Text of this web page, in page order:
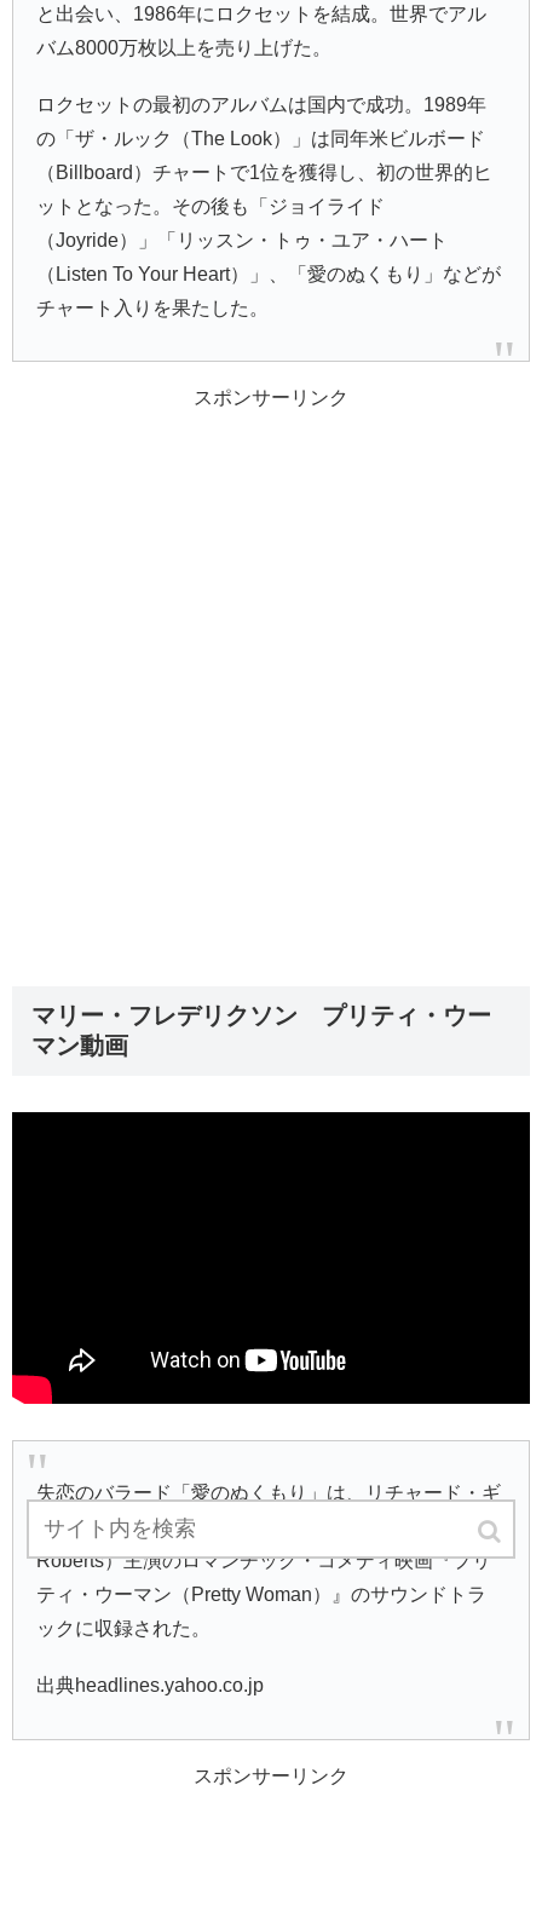
と出会い、1986年にロクセットを結成。世界でアル
バム8000万枚以上を売り上げた。
ロクセットの最初のアルバムは国内で成功。1989年
の「ザ・ルック（The Look）」は同年米ビルボード
（Billboard）チャートで1位を獲得し、初の世界的ヒ
ットとなった。その後も「ジョイライド
（Joyride）」「リッスン・トゥ・ユア・ハート
（Listen To Your Heart）」、「愛のぬくもり」などが
チャート入りを果たした。
スポンサーリンク
マリー・フレデリクソン プリティ・ウー
マン動画
失恋のバラード「愛のぬくもり」は、リチャード・ギ
ア（Richard Gere）とジュリア・ロバーツ（Julia
Roberts）主演のロマンチック・コメディ映画『プリ
ティ・ウーマン（Pretty Woman）』のサウンドトラ
ックに収録された。
出典headlines.yahoo.co.jp
スポンサーリンク